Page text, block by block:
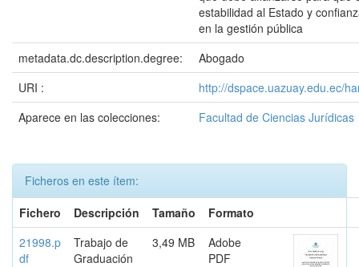
estabilidad al Estado y
en la gestión pública
metadata.dc.description.degree:
Abogado
URI :
http://dspace.uazuay.edu.ec/
Aparece en las colecciones:
Facultad de Ciencias Jurídicas
Ficheros en este ítem:
Fichero
Descripción Tamaño
Formato
21998.p
df
Trabajo de
Graduación
3,49 MB
Adobe
PDF